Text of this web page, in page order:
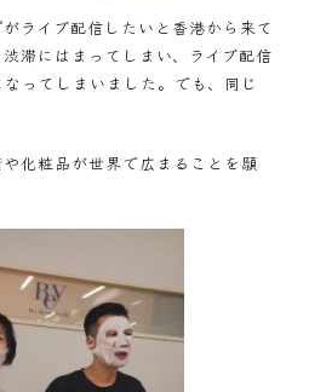
ライブ配信したいと香港から来て
滞にはまってしまい、ライブ配信
ってしまいました。でも、同じ
化粧品が世界で広まることを願